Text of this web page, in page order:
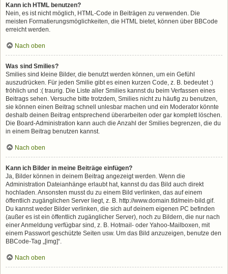
Kann ich HTML benutzen?
Nein, es ist nicht möglich, HTML-Code in Beiträgen zu verwenden. Die
meisten Formatierungsmöglichkeiten, die HTML bietet, können über BBCode
erreicht werden.
Nach oben
Was sind Smilies?
Smilies sind kleine Bilder, die benutzt werden können, um ein Gefühl
auszudrücken. Für jeden Smilie gibt es einen kurzen Code, z. B. bedeutet :)
fröhlich und :( traurig. Die Liste aller Smilies kannst du beim Verfassen eines
Beitrags sehen. Versuche bitte trotzdem, Smilies nicht zu häufig zu benutzen,
sie können einen Beitrag schnell unlesbar machen und ein Moderator könnte
deshalb deinen Beitrag entsprechend überarbeiten oder gar komplett löschen.
Die Board-Administration kann auch die Anzahl der Smilies begrenzen, die du
in einem Beitrag benutzen kannst.
Nach oben
Kann ich Bilder in meine Beiträge einfügen?
Ja, Bilder können in deinem Beitrag angezeigt werden. Wenn die
Administration Dateianhänge erlaubt hat, kannst du das Bild auch direkt
hochladen. Ansonsten musst du zu einem Bild verlinken, das auf einem
öffentlich zugänglichen Server liegt, z. B. http://www.domain.tld/mein-bild.gif.
Du kannst weder Bilder verlinken, die sich auf deinem eigenen PC befinden
(außer es ist ein öffentlich zugänglicher Server), noch zu Bildern, die nur nach
einer Anmeldung verfügbar sind, z. B. Hotmail- oder Yahoo-Mailboxen, mit
einem Passwort geschützte Seiten usw. Um das Bild anzuzeigen, benutze den
BBCode-Tag „[img]“.
Nach oben